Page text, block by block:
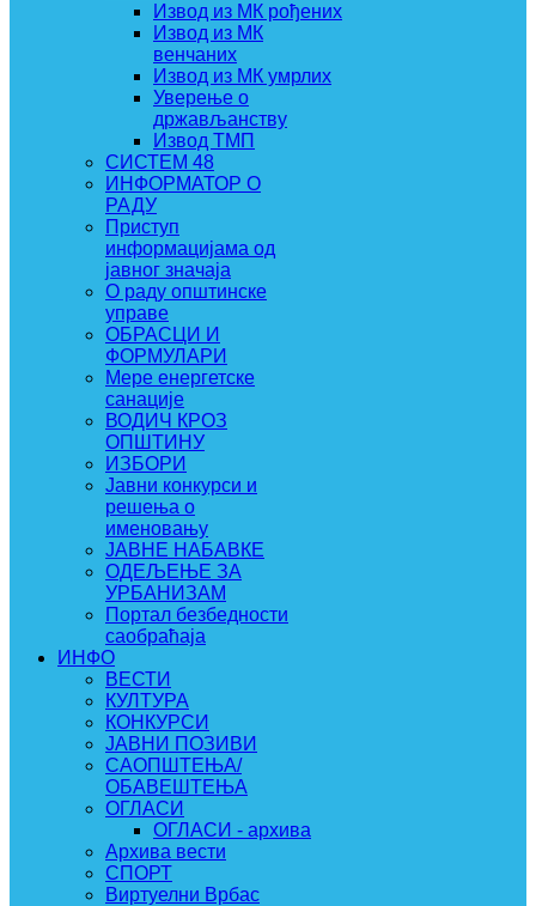
Извод из МК рођених
Извод из МК
венчаних
Извод из МК умрлих
Уверење о
држављанству
Извод ТМП
СИСТЕМ 48
ИНФОРМАТОР О
РАДУ
Приступ
информацијама од
јавног значаја
О раду општинске
управе
ОБРАСЦИ И
ФОРМУЛАРИ
Мере енергетске
санације
ВОДИЧ КРОЗ
ОПШТИНУ
ИЗБОРИ
Јавни конкурси и
решења о
именовању
ЈАВНЕ НАБАВКЕ
ОДЕЉЕЊЕ ЗА
УРБАНИЗАМ
Портал безбедности
саобраћаја
ИНФО
ВЕСТИ
КУЛТУРА
КОНКУРСИ
ЈАВНИ ПОЗИВИ
САОПШТЕЊА/
ОБАВЕШТЕЊА
ОГЛАСИ
ОГЛАСИ - архива
Архива вести
СПОРТ
Виртуелни Врбас